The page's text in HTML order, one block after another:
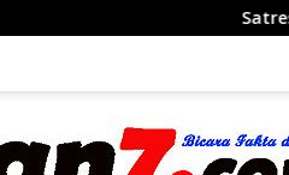
Satres Narkoba